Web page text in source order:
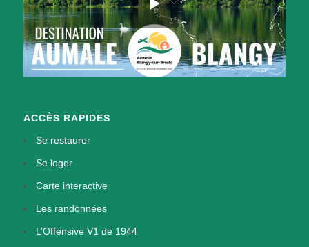
ACCÈS RAPIDES
Se restaurer
Se loger
Carte interactive
Les randonnées
L’Offensive V1 de 1944